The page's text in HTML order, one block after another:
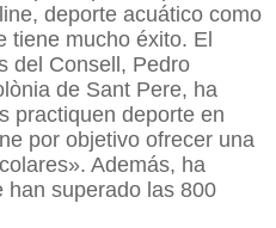
deporte acuático como
tiene mucho éxito. El
del Consell, Pedro
de Sant Pere, ha
practiquen deporte en
por objetivo ofrecer una
Además, ha
han superado las 800